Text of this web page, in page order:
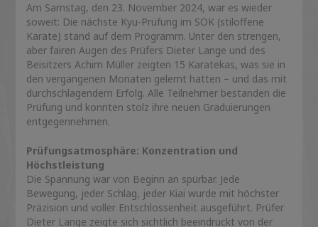
Am Samstag, den 23. November 2024, war es wieder
soweit: Die nächste Kyu-Prüfung im SOK (stiloffene
Karate) stand auf dem Programm. Unter den strengen,
aber fairen Augen des Prüfers Dieter Lange und des
Beisitzers Achim Müller zeigten 15 Karatekas, was sie in
den vergangenen Monaten gelernt hatten – und das mit
durchschlagendem Erfolg. Alle Teilnehmer bestanden die
Prüfung und konnten stolz ihre neuen Graduierungen
entgegennehmen.
Prüfungsatmosphäre: Konzentration und
Höchstleistung
Die Spannung war von Beginn an spürbar. Jede
Bewegung, jeder Schlag, jeder Kiai wurde mit höchster
Präzision und voller Entschlossenheit ausgeführt. Prüfer
Dieter Lange zeigte sich sichtlich beeindruckt von der